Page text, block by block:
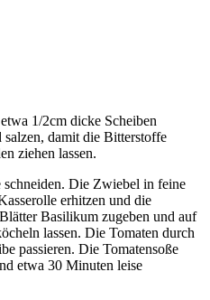
1/2cm dicke Scheiben
damit die Bitterstoffe
ziehen lassen.
Die Zwiebel in feine
erhitzen und die
Basilikum zugeben und auf
lassen. Die Tomaten durch
passieren. Die Tomatensoße
etwa 30 Minuten leise